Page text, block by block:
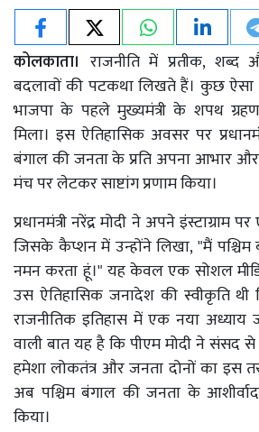
कोलकाता। राजनीति में प्रतीक,
बदलावों की पटकथा लिखते हैं। कुछ ऐसा
भाजपा के पहले मुख्यमंत्री के शपथ
मिला। इस ऐतिहासिक अवसर पर
बंगाल की जनता के प्रति अपना आभार
मंच पर लेटकर साष्टांग प्रणाम किया।
प्रधानमंत्री नरेंद्र मोदी ने अपने इंस्टाग्राम
जिसके कैप्शन में उन्होंने लिखा, "मैं
नमन करता हूं।" यह केवल एक सोशल
उस ऐतिहासिक जनादेश की स्वीकृति
राजनीतिक इतिहास में एक नया अध्याय
वाली बात यह है कि पीएम मोदी ने
हमेशा लोकतंत्र और जनता दोनों का इस
अब पश्चिम बंगाल की जनता के
किया।